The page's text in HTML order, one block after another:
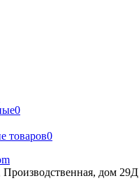
0
товаров0
Производственная, дом 29Д